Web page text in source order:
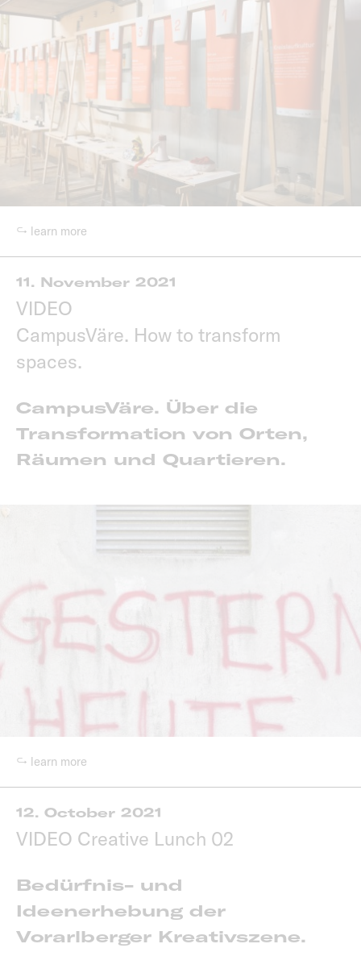
↪ learn more
11. November 2021
VIDEO
CampusVäre. How to transform
spaces.
CampusVäre. Über die
Transformation von Orten,
Räumen und Quartieren.
↪ learn more
12. October 2021
VIDEO Creative Lunch 02
Bedürfnis- und
Ideenerhebung der
Vorarlberger Kreativszene.